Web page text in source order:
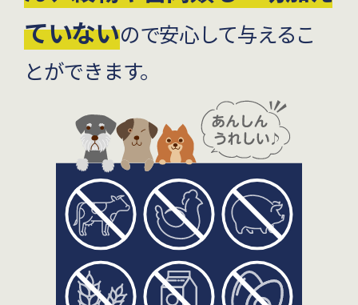
ていないので安心して与えるこ
とができます。